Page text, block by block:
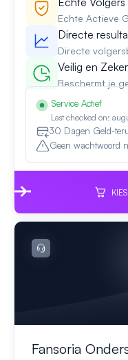
Echte Actieve
Directe
Directe
Veilig en Zeker
Beschermt je
Service Actief
Last checked on:
30 Dagen Geld-
Geen wachtwoord
Fansoria